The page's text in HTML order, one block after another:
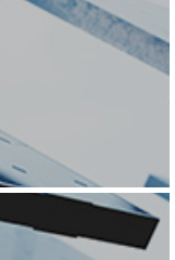
di